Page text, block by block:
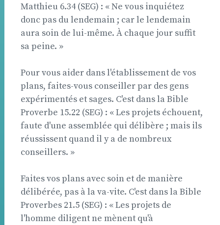
Matthieu 6.34 (SEG) : « Ne vous inquiétez
donc pas du lendemain ; car le lendemain
aura soin de lui-même. À chaque jour suffit
sa peine. »
Pour vous aider dans l'établissement de vos
plans, faites-vous conseiller par des gens
expérimentés et sages. C'est dans la Bible 
Proverbe 15.22 (SEG) : « Les projets échouent,
faute d'une assemblée qui délibère ; mais ils
réussissent quand il y a de nombreux
conseillers. »
Faites vos plans avec soin et de manière
délibérée, pas à la va-vite. C'est dans la Bible 
Proverbes 21.5 (SEG) : « Les projets de
l'homme diligent ne mènent qu'à